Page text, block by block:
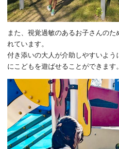
また、視覚過敏のあるお子さんの
れています。
付き添いの大人が介助しやすいよ
にこどもを遊ばせることができます。